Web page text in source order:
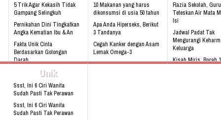
5 Trik Agar Kekasih Tidak
Gampang Selingkuh
Pernikahan Dini Tingkatkan
Angka Kematian Ibu & An
Fakta Unik Cinta
Berdasarkan Golongan
Darah
Kenali 8 tanda bayi sedang
10 Makanan yang harus
dikonsumsi di usia 50 tahun
Apa Anda Hiperseks, Berikut
3 Tandanya
Cegah Kanker dengan Asam
Lemak Omega-3
Bahaya Mendengkur
Razia Sekolah, Guru
Teteskan Air Mata
Isi
Jadwal Padat Tak
Mengurangi
Keluarga
Kisah Miris, Bocah
Unik
Ssst, Ini 6 Ciri Wanita
Sudah Pasti Tak Perawan
Ssst, Ini 6 Ciri Wanita
Sudah Pasti Tak Perawan